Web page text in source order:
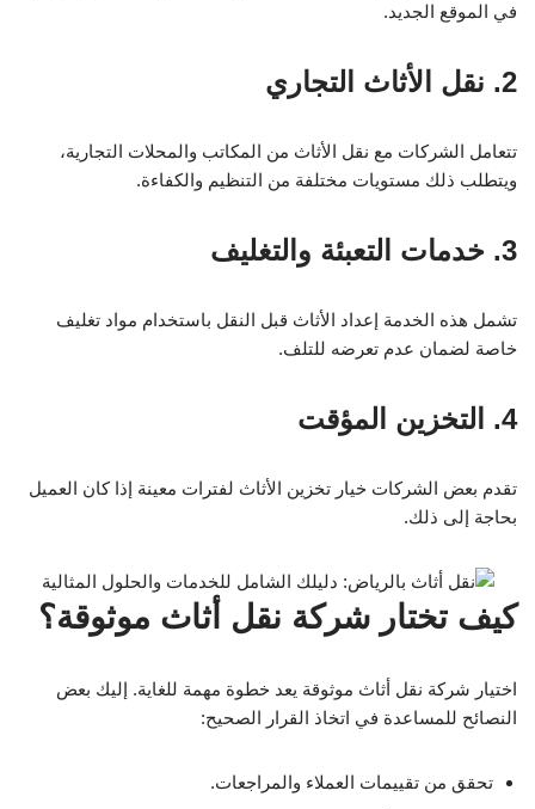
في الموقع الجديد.
2. نقل الأثاث التجاري
تتعامل الشركات مع نقل الأثاث من المكاتب والمحلات التجارية،
ويتطلب ذلك مستويات مختلفة من التنظيم والكفاءة.
3. خدمات التعبئة والتغليف
تشمل هذه الخدمة إعداد الأثاث قبل النقل باستخدام مواد تغليف
خاصة لضمان عدم تعرضه للتلف.
4. التخزين المؤقت
تقدم بعض الشركات خيار تخزين الأثاث لفترات معينة إذا كان العميل
بحاجة إلى ذلك.
كيف تختار شركة نقل أثاث موثوقة؟
اختيار شركة نقل أثاث موثوقة يعد خطوة مهمة للغاية. إليك بعض
النصائح للمساعدة في اتخاذ القرار الصحيح:
تحقق من تقييمات العملاء والمراجعات.